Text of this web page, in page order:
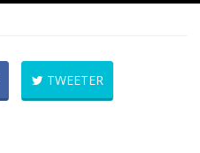
TWEETER